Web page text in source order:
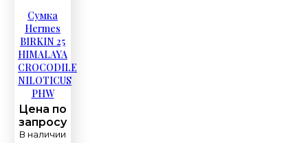
Сумка
Hermes
BIRKIN 25
HIMALAYA
CROCODILE
NILOTICUS
PHW
Цена по
запросу
В наличии